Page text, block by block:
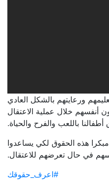
ورعايتهم بالشكل العادي
أنفسهم خلال عملية الاعتقال
باللعب والفرح والحياة.
هذه الحقوق لكي يساعدوا
في حال تعرضهم للاعتقال.
#اعرف_حقوقك